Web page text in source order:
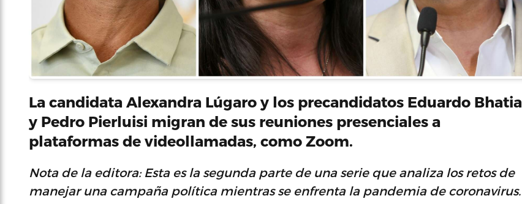
La candidata Alexandra Lúgaro y los precandidatos Eduardo Bhatia
y Pedro Pierluisi migran de sus reuniones presenciales a
plataformas de videollamadas, como Zoom.
Nota de la editora: Esta es la segunda parte de una serie que analiza los retos de
manejar una campaña política mientras se enfrenta la pandemia de coronavirus.